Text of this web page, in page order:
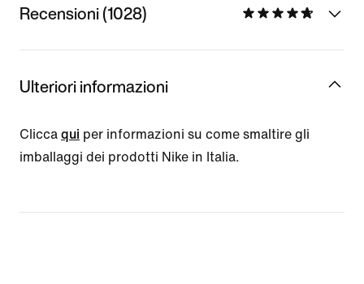
Recensioni (1028)
Ulteriori informazioni
Clicca qui per informazioni su come smaltire gli
imballaggi dei prodotti Nike in Italia.